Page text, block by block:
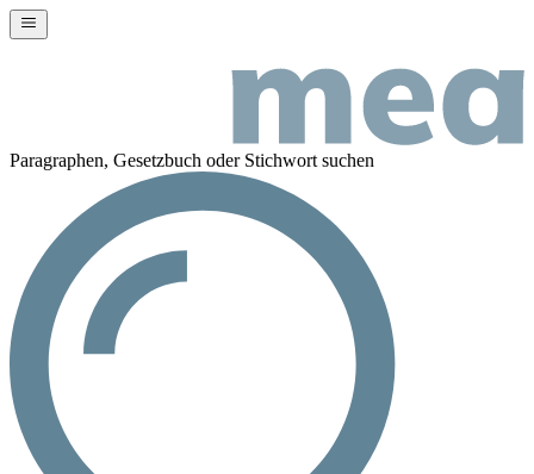
Paragraphen, Gesetzbuch oder Stichwort suchen